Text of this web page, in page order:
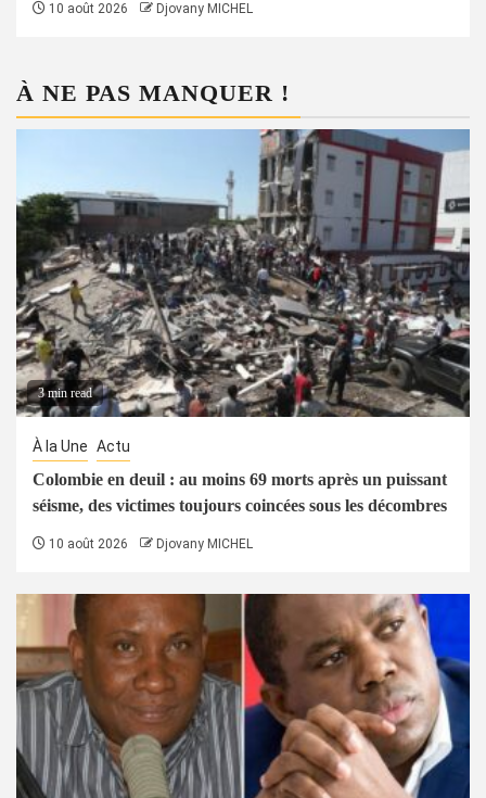
10 août 2026 Djovany MICHEL
À NE PAS MANQUER !
3 min read
À la Une Actu
Colombie en deuil : au moins 69 morts après un puissant
séisme, des victimes toujours coincées sous les décombres
10 août 2026 Djovany MICHEL